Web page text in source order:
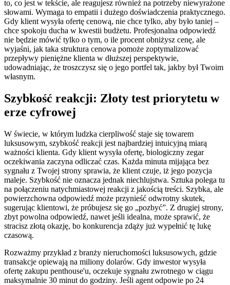
to, co jest w tekście, ale reagujesz również na potrzeby niewyrażone
słowami. Wymaga to empatii i dużego doświadczenia praktycznego.
Gdy klient wysyła ofertę cenową, nie chce tylko, aby było taniej –
chce spokoju ducha w kwestii budżetu. Profesjonalna odpowiedź
nie będzie mówić tylko o tym, o ile procent obniżysz cenę, ale
wyjaśni, jak taka struktura cenowa pomoże zoptymalizować
przepływy pieniężne klienta w dłuższej perspektywie,
udowadniając, że troszczysz się o jego portfel tak, jakby był Twoim
własnym.
Szybkość reakcji: Złoty test priorytetu w
erze cyfrowej
W świecie, w którym ludzka cierpliwość staje się towarem
luksusowym, szybkość reakcji jest najbardziej intuicyjną miarą
ważności klienta. Gdy klient wysyła ofertę, biologiczny zegar
oczekiwania zaczyna odliczać czas. Każda minuta mijająca bez
sygnału z Twojej strony sprawia, że klient czuje, iż jego pozycja
maleje. Szybkość nie oznacza jednak niechlujstwa. Sztuka polega tu
na połączeniu natychmiastowej reakcji z jakością treści. Szybka, ale
powierzchowna odpowiedź może przynieść odwrotny skutek,
sugerując klientowi, że próbujesz się go „pozbyć”. Z drugiej strony,
zbyt powolna odpowiedź, nawet jeśli idealna, może sprawić, że
stracisz złotą okazję, bo konkurencja zdąży już wypełnić tę lukę
czasową.
Rozważmy przykład z branży nieruchomości luksusowych, gdzie
transakcje opiewają na miliony dolarów. Gdy inwestor wysyła
ofertę zakupu penthouse'u, oczekuje sygnału zwrotnego w ciągu
maksymalnie 30 minut do godziny. Jeśli agent odpowie po 24